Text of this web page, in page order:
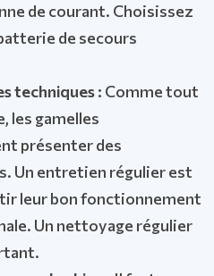
de courant. Choisissez
de secours
techniques : Comme tout
les gamelles
présenter des
Un entretien régulier est
leur bon fonctionnement
Un nettoyage régulier